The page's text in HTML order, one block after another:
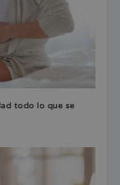
todo lo que se